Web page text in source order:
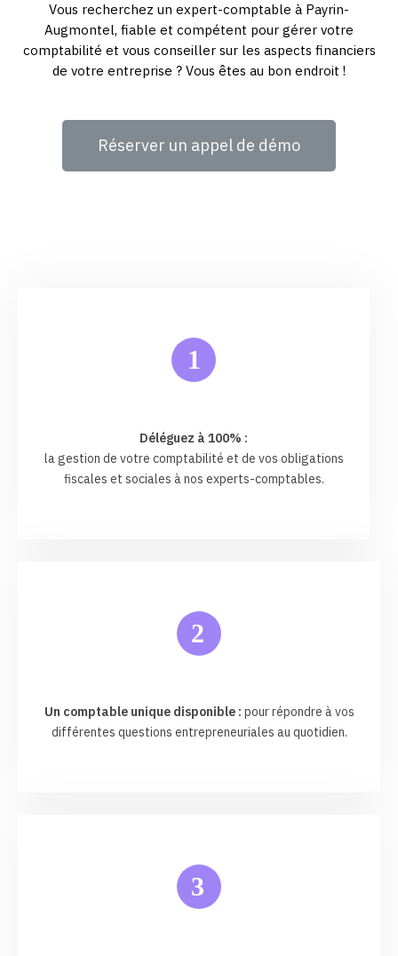
Vous recherchez un expert-comptable à Payrin-
Augmontel, fiable et compétent pour gérer votre
comptabilité et vous conseiller sur les aspects financiers
de votre entreprise ? Vous êtes au bon endroit !
Réserver un appel de démo
1
Déléguez à 100% :
la gestion de votre comptabilité et de vos obligations
fiscales et sociales à nos experts-comptables.
2
Un comptable unique disponible : pour répondre à vos
différentes questions entrepreneuriales au quotidien.
3